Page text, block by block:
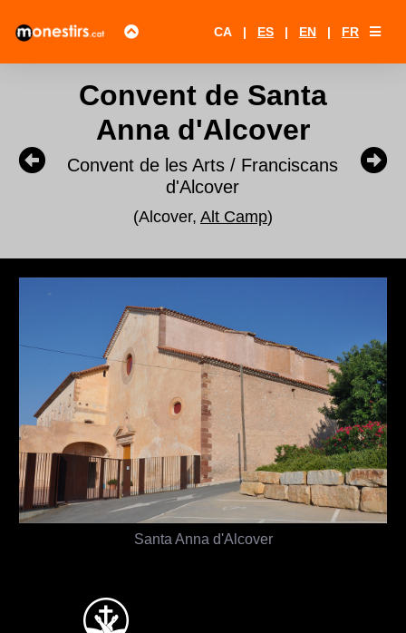
CA | ES | EN | FR
Convent de Santa
Anna d'Alcover
Convent de les Arts / Franciscans
d'Alcover
(Alcover, Alt Camp)
Santa Anna d'Alcover